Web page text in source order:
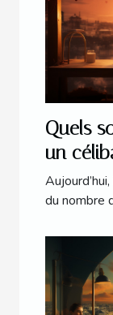
Quels
un
du nombre